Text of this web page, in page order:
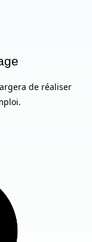
de réaliser